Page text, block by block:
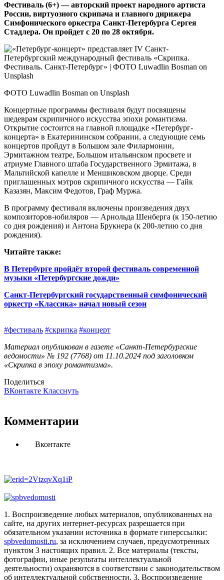
Фестиваль (6+) — авторский проект народного артиста
России, виртуозного скрипача и главного дирижера
Симфонического оркестра Санкт-Петербурга Сергея
Стадлера. Он пройдет с 20 по 28 октября.
ФОТО Luwadlin Bosman on Unsplash
Концертные программы фестиваля будут посвящены
шедеврам скрипичного искусства эпохи романтизма.
Открытие состоится на главной площадке «Петербург-
концерта» в Екатерининском собрании, а следующие семь
концертов пройдут в Большом зале Филармонии,
Эрмитажном театре, Большом итальянском просвете и
атриуме Главного штаба Государственного Эрмитажа, в
Мальтийской капелле и Меншиковском дворце. Среди
приглашенных мэтров скрипичного искусства — Гайк
Казазян, Максим Федотов, Граф Муржа.
В программу фестиваля включены произведения двух
композиторов-­юбиляров — Арнольда Шенберга (к 150‑летию
со дня рождения) и Антона Брукнера (к 200‑летию со дня
рождения).
Читайте также:
В Петербурге пройдёт второй фестиваль современной
музыки «Петербургские дожди»
Санкт-Петербургский государственный симфонический
оркестр «Классика» начал новый сезон
#фестиваль #скрипка #концерт
Материал опубликован в газете «Санкт-Петербургские
ведомости» № 192 (7768) от 11.10.2024 под заголовком
«Скрипка в эпоху романтизма».
Поделиться
ВКонтакте Класснуть
Комментарии
Вконтакте
1. Воспроизведение любых материалов, опубликованных на
сайте, на других интернет-ресурсах разрешается при
обязательном указании источника в формате гиперссылки:
spbvedomosti.ru, за исключением случаев, предусмотренных
пунктом 3 настоящих правил. 2. Все материалы (тексты,
фотографии, иные результаты интеллектуальной
деятельности) охраняются в соответствии с законодательством
об интеллектуальной собственности. 3. Воспроизведение